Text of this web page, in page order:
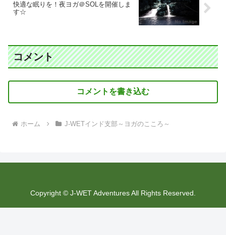
快適な眠りを！夜ヨガ＠SOLを開催しま
す☆
コメント
コメントを書き込む
ホーム J-WETインド支部～ヨガのこころ～
Copyright © J-WET Adventures All Rights Reserved.